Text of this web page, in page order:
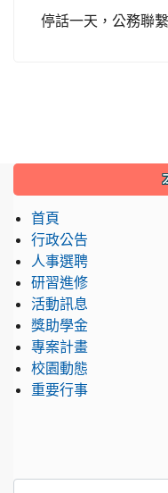
停話一天，公務聯
:::
首頁
行政公告
人事選聘
研習進修
活動訊息
獎助學金
專案計畫
校園動態
重要行事